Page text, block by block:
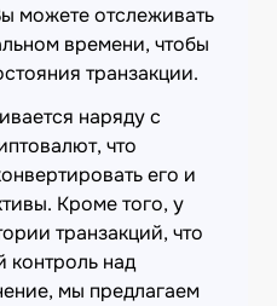
можете отслеживать
времени, чтобы
транзакции.
наряду с
что
его и
Кроме того, у
транзакций, что
контроль над
мы предлагаем